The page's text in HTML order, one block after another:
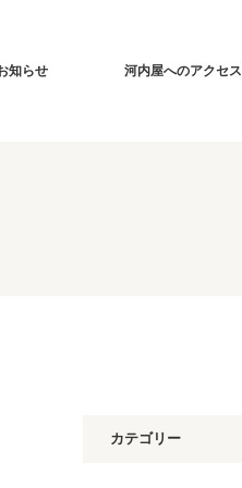
知らせ 河内屋へのアクセス
カテゴリー